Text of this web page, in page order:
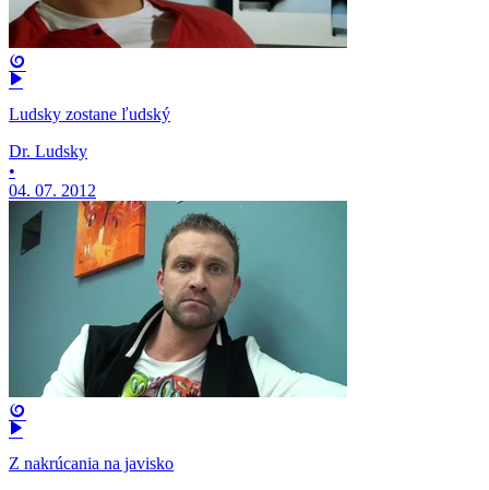
Ludsky zostane ľudský
Dr. Ludsky
•
04. 07. 2012
Z nakrúcania na javisko